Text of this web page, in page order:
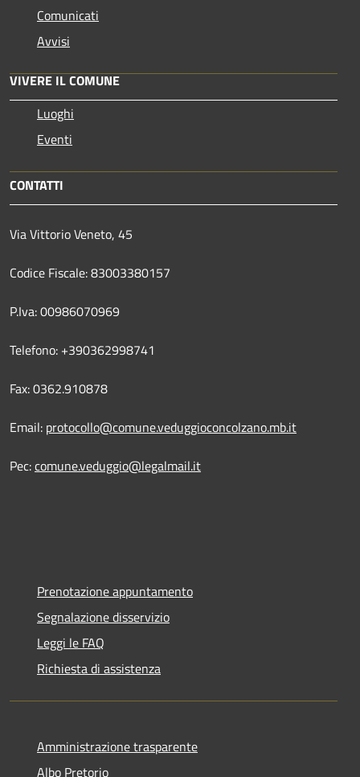
Comunicati
Avvisi
VIVERE IL COMUNE
Luoghi
Eventi
CONTATTI
Via Vittorio Veneto, 45
Codice Fiscale: 83003380157
P.Iva: 00986070969
Telefono: +390362998741
Fax: 0362.910878
Email: protocollo@comune.veduggioconcolzano.mb.it
Pec:comune.veduggio@legalmail.it
Prenotazione appuntamento
Segnalazione disservizio
Leggi le FAQ
Richiesta di assistenza
Amministrazione trasparente
Albo Pretorio